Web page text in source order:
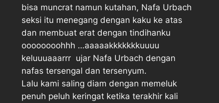
bisa muncrat namun kutahan, Nafa Urbach
seksi itu menegang dengan kaku ke atas
dan membuat erat dengan tindihanku
oooooooohhh …aaaaakkkkkkkuuuu
keluuuaaarrr  ujar Nafa Urbach dengan
nafas tersengal dan tersenyum.
Lalu kami saling diam dengan memeluk
penuh peluh keringat ketika terakhir kali